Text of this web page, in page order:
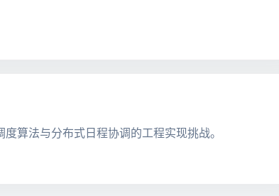
算法与分布式日程协调的工程实现挑战。